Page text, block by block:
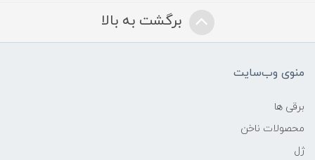
برگشت به بالا
منوی وب‌سایت
برقی ها
محصولات ناخن
ژل